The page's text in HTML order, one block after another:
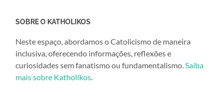
SOBRE O KATHOLIKOS
Neste espaço, abordamos o Catolicismo de maneira
inclusiva, oferecendo informações, reflexões e
curiosidades sem fanatismo ou fundamentalismo. Saiba
mais sobre Katholikos